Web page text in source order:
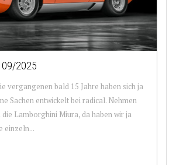
09/2025
vergangenen bald 15 Jahre haben sich ja
Sachen entwickelt bei radical. Nehmen
Lamborghini Miura, da haben wir ja
einzeln...